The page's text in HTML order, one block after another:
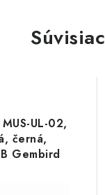
UL-02,
černá,
Gembird